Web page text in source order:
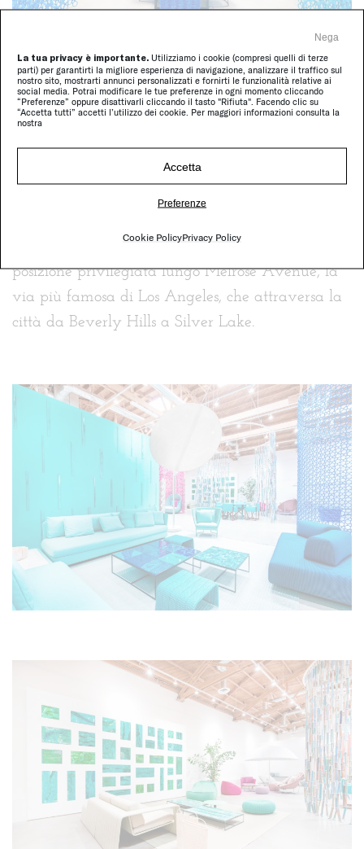
La tua privacy è importante. Utilizziamo i cookie (compresi quelli di terze
parti) per garantirti la migliore esperienza di navigazione, analizzare il traffico sul
nostro sito, mostrarti annunci personalizzati e fornirti le funzionalità relative ai
social media. Potrai modificare le tue preferenze in ogni momento cliccando
“Preferenze” oppure disattivarli cliccando il tasto "Rifiuta". Facendo clic su
“Accetta tutti” accetti l’utilizzo dei cookie. Per maggiori informazioni consulta la
nostra
Accetta
Nega
Preferenze
Cookie PolicyPrivacy Policy
Nella città della California che pur tra mille
contrasti incarna, più di ogni altra, il sogno
americano, oggi Paola Lenti apre un nuovo
spazio monomarca in collaborazione con Robina
È un’area di oltre 450 metri quadri in una
posizione privilegiata lungo Melrose Avenue, la
via più famosa di Los Angeles, che attraversa la
città da Beverly Hills a Silver Lake.